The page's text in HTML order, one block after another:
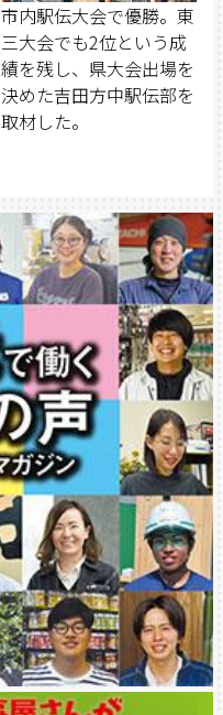
市内駅伝大会で優勝。東
三大会でも2位という成
績を残し、県大会出場を
決めた吉田方中駅伝部を
取材した。